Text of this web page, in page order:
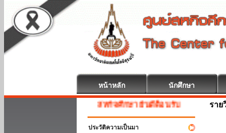
หน้าหลัก นักศึกษา
สหกิจศึกษา ยินดีต้อนรับ
ประวัติความเป็นมา
ราย